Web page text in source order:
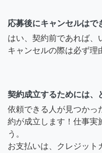
応募後にキャンセルはで
はい、契約前であれば、
キャンセルの際は必ず理
契約成立するためには、
依頼できる人が見つかっ
約が成立します！仕事実
う。
お支払いは、クレジット